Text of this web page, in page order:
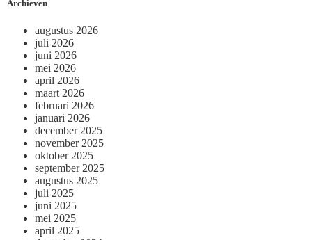
Archieven
augustus 2026
juli 2026
juni 2026
mei 2026
april 2026
maart 2026
februari 2026
januari 2026
december 2025
november 2025
oktober 2025
september 2025
augustus 2025
juli 2025
juni 2025
mei 2025
april 2025